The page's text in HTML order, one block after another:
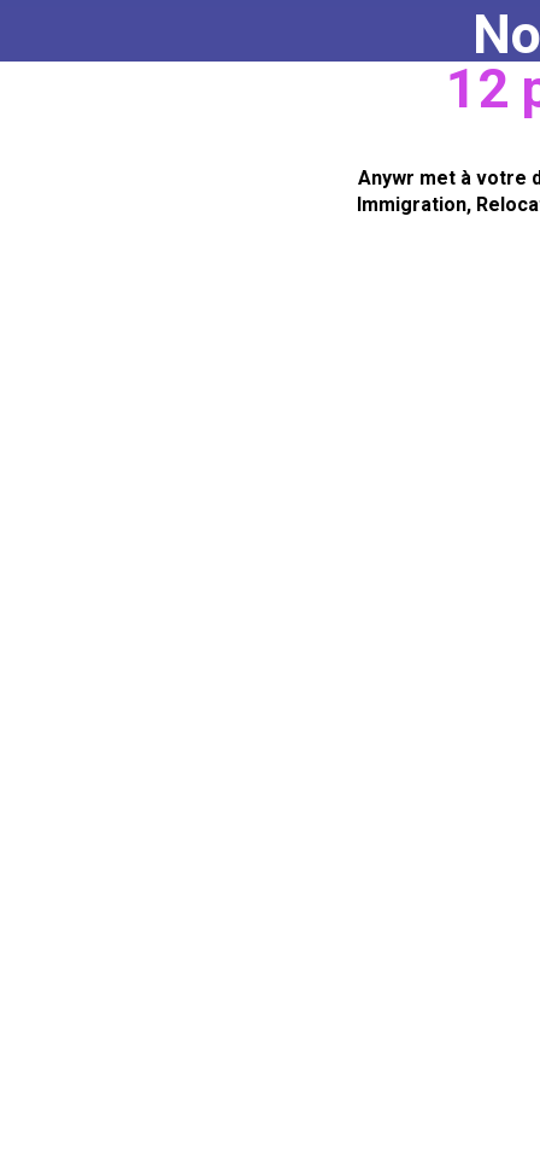
12
Anywr met à votre
Immigration,